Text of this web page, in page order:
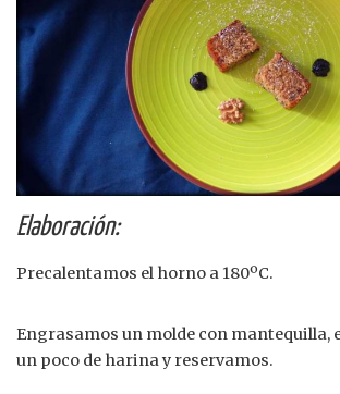
Elaboración:
Precalentamos el horno a 180ºC.
Engrasamos un molde con mantequilla,
un poco de harina y reservamos.